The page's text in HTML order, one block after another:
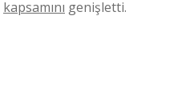
kapsamını genişletti.